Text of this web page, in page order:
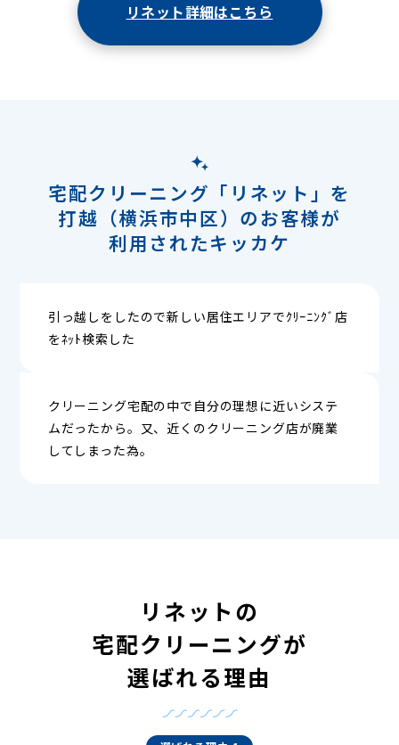
リネット詳細はこちら
宅配クリーニング「リネット」を
打越（横浜市中区）のお客様が
利用されたキッカケ
引っ越しをしたので新しい居住エリアでｸﾘｰﾆﾝｸﾞ店
をﾈｯﾄ検索した
クリーニング宅配の中で自分の理想に近いシステ
ムだったから。又、近くのクリーニング店が廃業
してしまった為。
リネットの
宅配クリーニングが
選ばれる理由